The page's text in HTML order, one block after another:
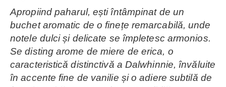
Apropiind paharul, ești întâmpinat de un
buchet aromatic de o finețe remarcabilă, unde
notele dulci și delicate se împletesc armonios.
Se disting arome de miere de erica, o
caracteristică distinctivă a Dalwhinnie, învăluite
în accente fine de vanilie și o adiere subtilă de